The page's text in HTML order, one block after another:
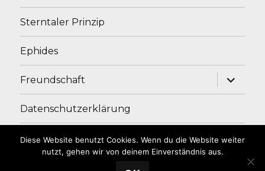
Sterntaler Prinzip
Ephides
Freundschaft
Datenschutzerklärung
Impressum
Diese Website benutzt Cookies. Wenn du die Website weiter
nutzt, gehen wir von deinem Einverständnis aus.